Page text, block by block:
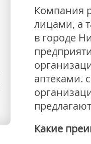
Компания
лицами, а
в городе
аптеками.
Какие